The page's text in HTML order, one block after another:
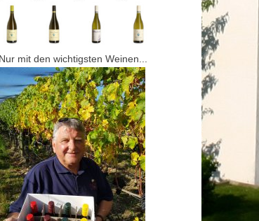
Nur mit den wichtigsten Weinen...